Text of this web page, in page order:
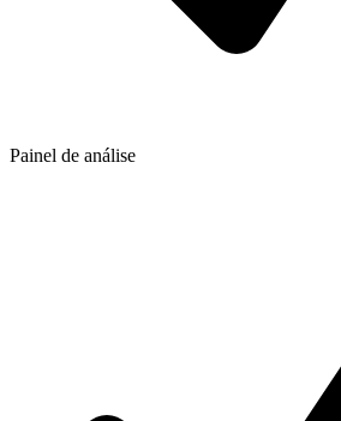
Painel de análise